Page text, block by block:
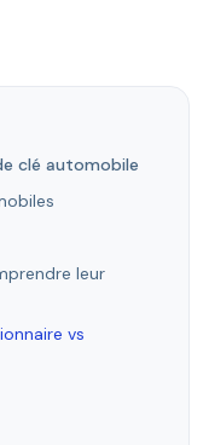
clé automobile
leur
vs